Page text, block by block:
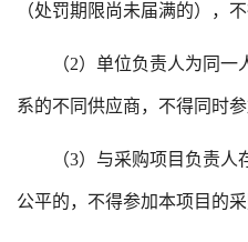
（处罚期限尚未届满的），
（2）单位负责人为同一
系的不同供应商，不得同时
（3）与采购项目负责人
公平的，不得参加本项目的采